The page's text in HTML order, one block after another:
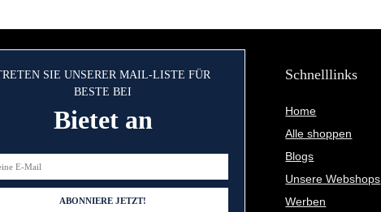
SIE UNSERER MAIL-LISTE FÜR
BESTE BEI
Bietet an
Schnelllinks
Home
Alle shoppen
Blogs
Unsere Webshops
Werben